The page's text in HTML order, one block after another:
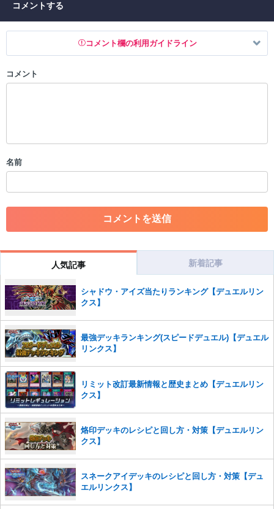
コメントする
コメント欄の利用ガイドライン
以下の書き込みを禁止とし、場合によってはコメント削除や書き込み制
・一度削除された投稿を再び投稿すること
・アカウントの売買など金銭が絡む内容の投稿
・各ゲームのネタバレを含む内容の投稿
・その他、管理者が不適切と判断した投稿
だけますでしょうか。
※投稿内容を確認後、順次対応さ
せていただきます。ご了承ください。
※一度削除したコメントは復元ができませんのでご注意くだ
また、過度な利用規約の違反や、弊社に損害の及ぶ内容の書き込みがあ
った場合は、法的措置をとらせていただく場合もございますので、あら
かじめご理解くださいませ。
コメント
名前
人気記事 新着記事
シャドウ・アイズ当たりランキング【デュエルリン
クス】
最強デッキランキング(スピードデュエル)【デュエル
リンクス】
リミット改訂最新情報と歴史まとめ【デュエルリン
クス】
烙印デッキのレシピと回し方・対策【デュエルリン
クス】
スネークアイデッキのレシピと回し方・対策【デュ
エルリンクス】